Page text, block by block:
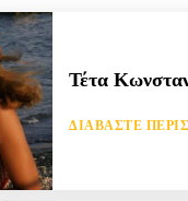
Τέτα
ΔΙΑΒΆΣΤΕ